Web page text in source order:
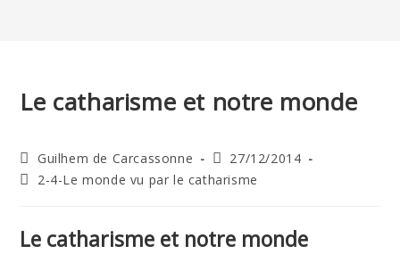
Le catharisme et notre monde
Auteur/autrice
de
Guilhem de Carcassonne
Publication
publiée :
27/12/2014
Post2-4-Le monde vu par le catharisme
Le catharisme et notre monde